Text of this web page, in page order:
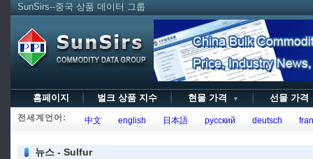
SunSirs--중국 상품 데이터 그룹
홈페이지 벌크 상품 지수 현물 가격 ▼ 선물 가
전세계언어: 中文 english 日本語 русский deutsch
뉴스 - Sulfur